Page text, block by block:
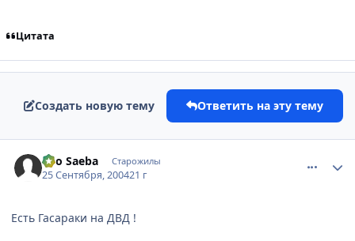
Цитата
Создать новую тему Ответить на эту тему
Ryo Saeba Старожилы
25 Сентября, 200421 г
Есть Гасараки на ДВД !